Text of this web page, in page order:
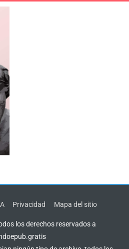
Privacidad Mapa del sitio
los derechos reservados a